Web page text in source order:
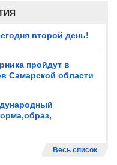
второй день!
пройдут в
Самарской области
Весь список